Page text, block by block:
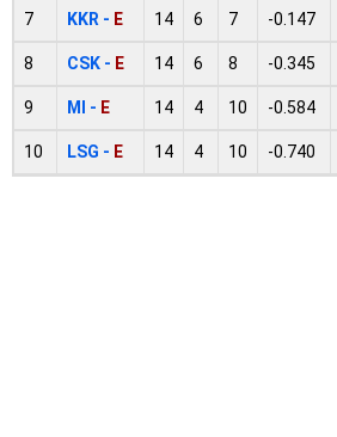
7 KKR - E 14 6 7 -0.147
8 CSK - E 14 6 8 -0.345
9 MI - E 14 4 10 -0.584
10 LSG - E 14 4 10 -0.740